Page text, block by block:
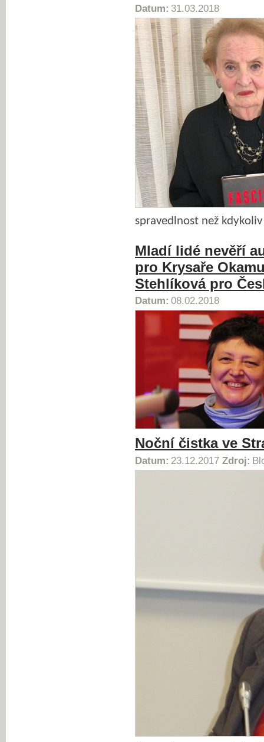
Datum: 31.03.2018
spravedlnost než
Mladí lidé nevěří
pro Krysaře
Stehlíková pro
Datum: 08.02.2018
Noční čistka ve
Datum: 23.12.2017 Zdroj: